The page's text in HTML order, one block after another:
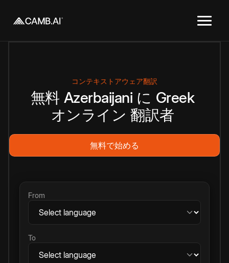
コンテキストアウェア翻訳
無料 Azerbaijani に Greek
オンライン 翻訳者
無料で始める
From
To